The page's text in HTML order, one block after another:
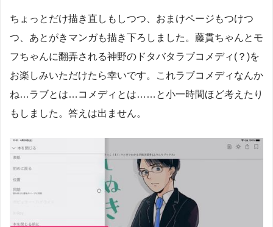
ちょっとだけ描き直しもしつつ、おまけページもつけつ
つ、あとがきマンガも描き下ろしました。藤貫ちゃんとモ
フちゃんに翻弄される神野のドタバタラブコメディ(？)を
お楽しみいただけたら幸いです。これラブコメディなんか
ね…ラブとは…コメディとは……と小一時間ほど考えたり
もしました。答えは出ません。